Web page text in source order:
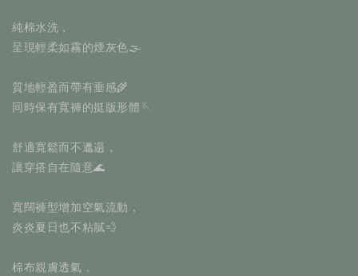
純棉水洗，
呈現輕柔如霧的煙灰色🌫️
質地輕盈而帶有垂感🌾
同時保有寬褲的挺版形體🪡
舒適寬鬆而不邋遢，
讓穿搭自在隨意🌊
寬闊褲型增加空氣流動，
炎炎夏日也不粘膩💨
棉布親膚透氣，